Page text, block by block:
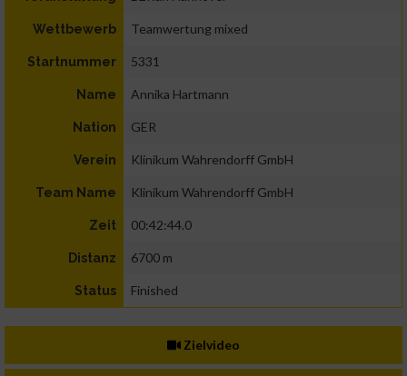
Wettbewerb Teamwertung mixed
Startnummer 5331
Name Annika Hartmann
Nation GER
Verein Klinikum Wahrendorff GmbH
Team Name Klinikum Wahrendorff GmbH
Zeit 00:42:44.0
Distanz 6700 m
Status Finished
Zielvideo